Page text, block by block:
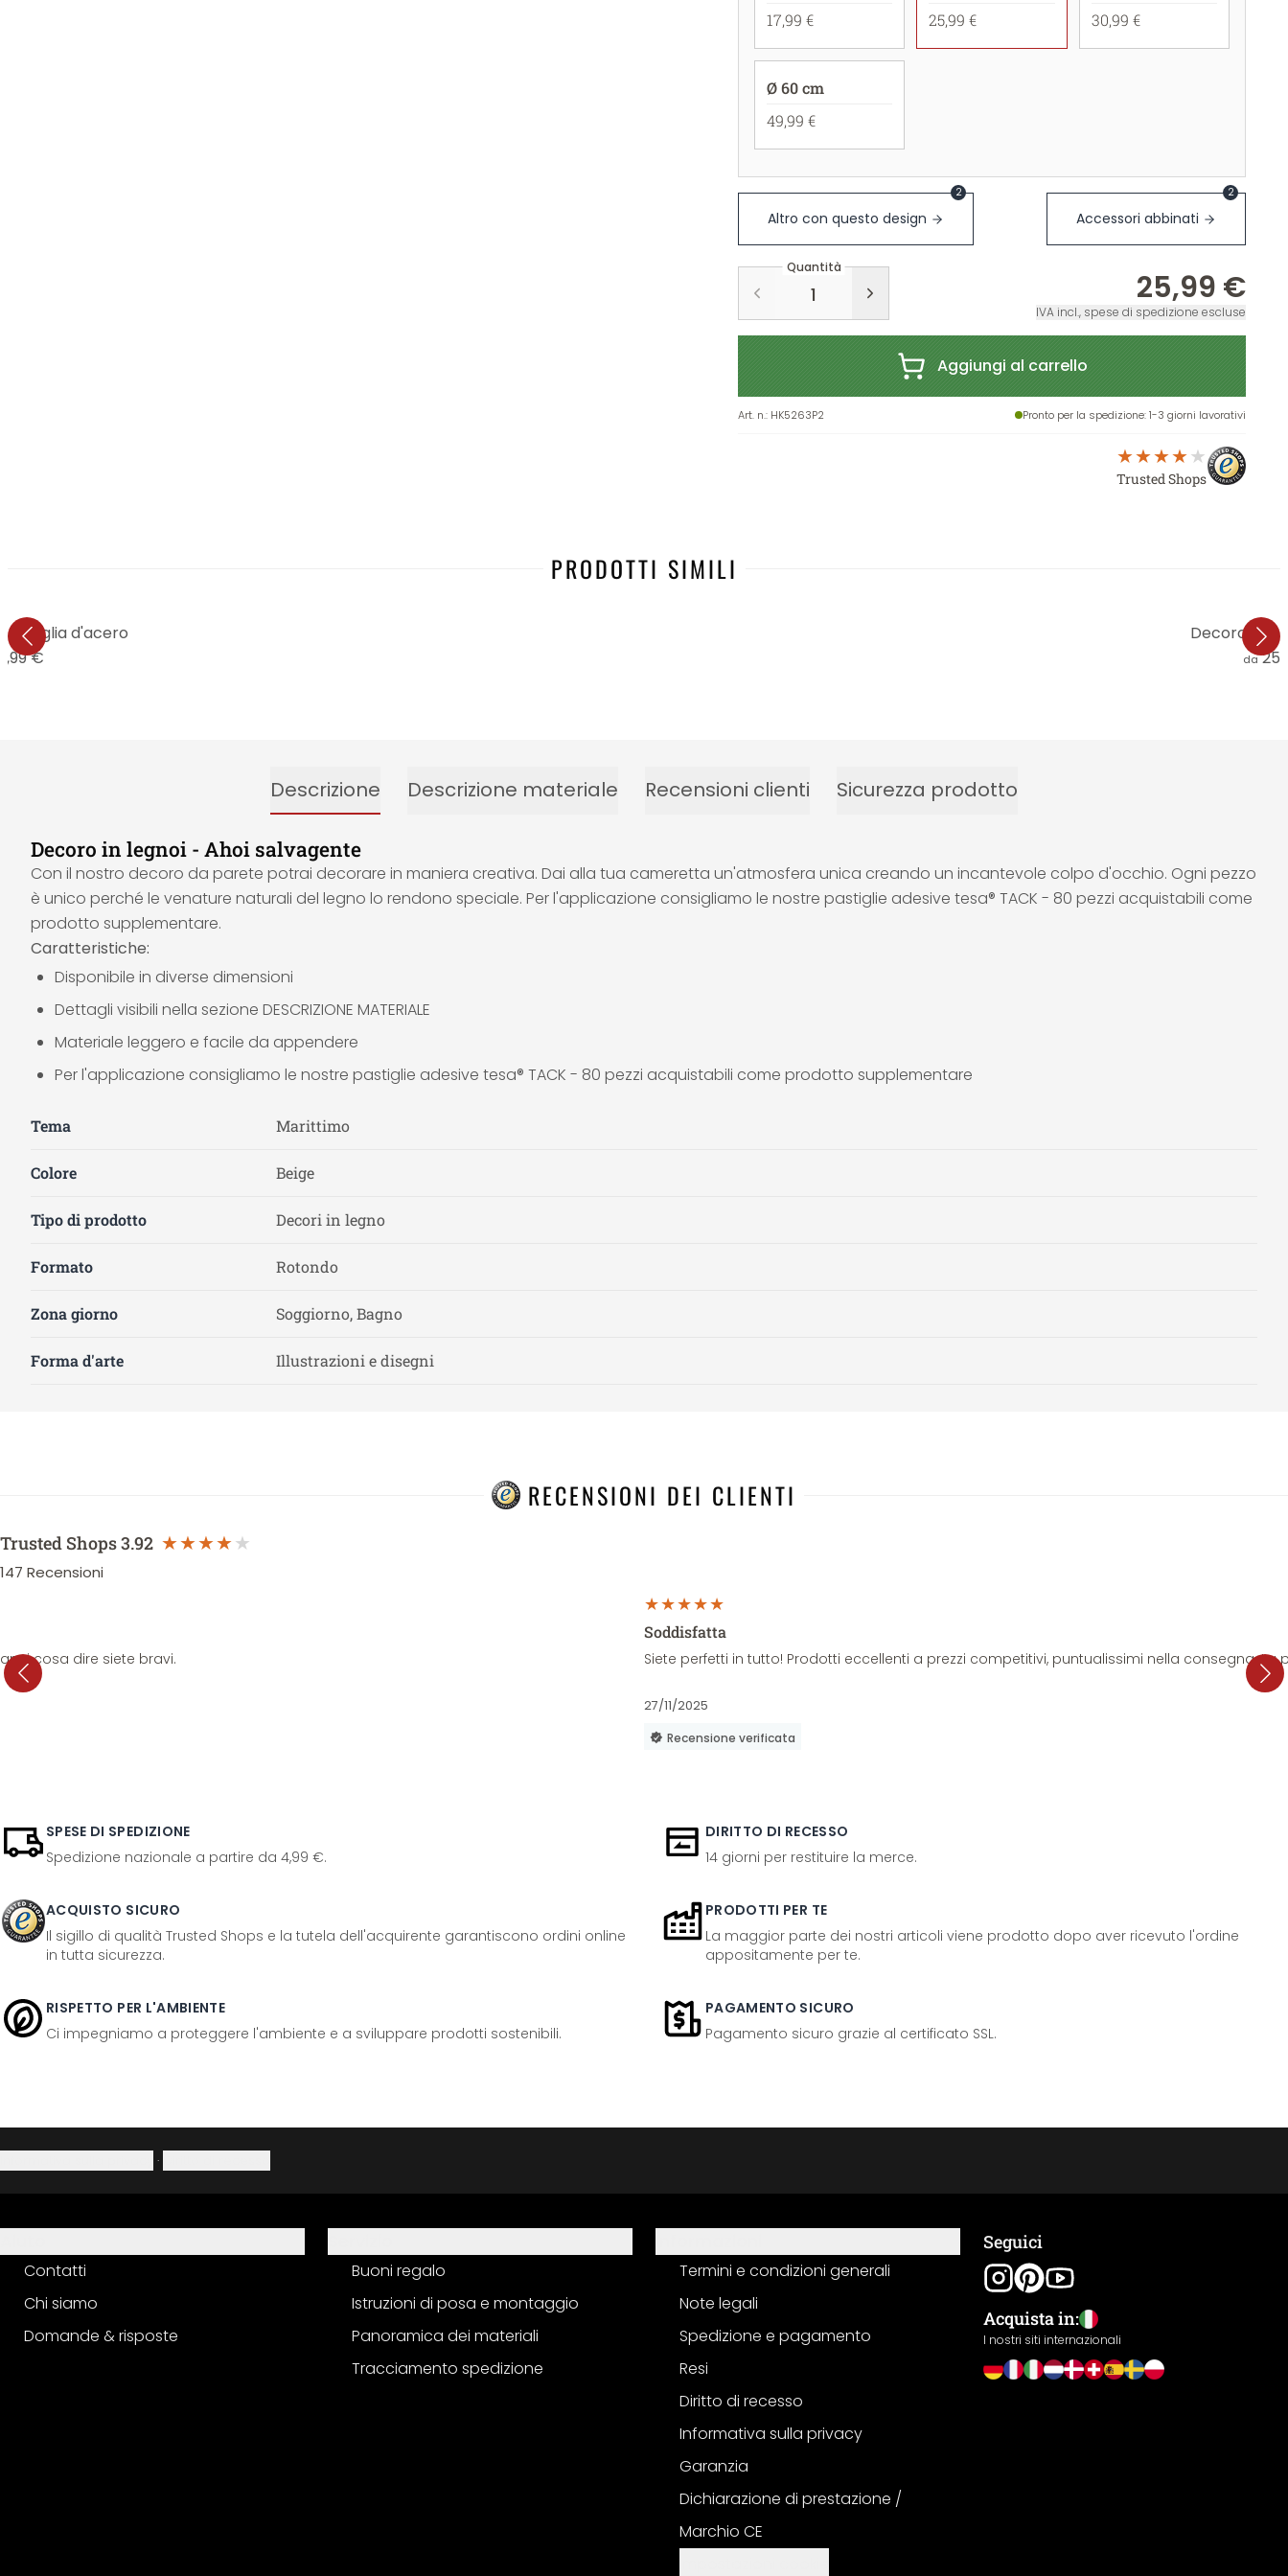
17,99 €
25,99 €
30,99 €
Ø 60 cm
49,99 €
Altro con questo design
2
Accessori abbinati
2
Quantità
25,99 €
IVA incl., spese di spedizione escluse
Aggiungi al carrello
Art. n.: HK5263P2 Pronto per la spedizione: 1-3 giorni lavorativi
Trusted Shops
PRODOTTI SIMILI
- Foglia d'acero
€
Decoro in
da
Descrizione Descrizione materiale Recensioni clienti Sicurezza prodotto
Decoro in legnoi - Ahoi salvagente
Con il nostro decoro da parete potrai decorare in maniera creativa. Dai alla tua cameretta un'atmosfera unica creando un incantevole colpo d'occhio. Ogni pezzo
è unico perché le venature naturali del legno lo rendono speciale. Per l'applicazione consigliamo le nostre pastiglie adesive tesa® TACK - 80 pezzi acquistabili come
prodotto supplementare.
Caratteristiche:
Disponibile in diverse dimensioni
Dettagli visibili nella sezione DESCRIZIONE MATERIALE
Materiale leggero e facile da appendere
Per l'applicazione consigliamo le nostre pastiglie adesive tesa® TACK - 80 pezzi acquistabili come prodotto supplementare
Tema Marittimo
Colore Beige
Tipo di prodotto Decori in legno
Formato Rotondo
Zona giorno Soggiorno, Bagno
Forma d'arte Illustrazioni e disegni
RECENSIONI DEI CLIENTI
Trusted Shops3.92
147 Recensioni
cosa dire siete bravi.
Soddisfatta
Siete perfetti in tutto! Prodotti eccellenti a prezzi competitivi, puntualissimi nella consegna. La
27/11/2025
Recensione verificata
SPESE DI SPEDIZIONE
Spedizione nazionale a partire da 4,99 €.
DIRITTO DI RECESSO
14 giorni per restituire la merce.
ACQUISTO SICURO
Il sigillo di qualità Trusted Shops e la tutela dell'acquirente garantiscono ordini online
in tutta sicurezza.
PRODOTTI PER TE
La maggior parte dei nostri articoli viene prodotto dopo aver ricevuto l'ordine
appositamente per te.
RISPETTO PER L'AMBIENTE
Ci impegniamo a proteggere l'ambiente e a sviluppare prodotti sostenibili.
PAGAMENTO SICURO
Pagamento sicuro grazie al certificato SSL.
·
Contatti
Chi siamo
Domande & risposte
Buoni regalo
Istruzioni di posa e montaggio
Panoramica dei materiali
Tracciamento spedizione
Termini e condizioni generali
Note legali
Spedizione e pagamento
Resi
Diritto di recesso
Informativa sulla privacy
Garanzia
Dichiarazione di prestazione /
Marchio CE
Seguici
Acquista in:
I nostri siti internazionali